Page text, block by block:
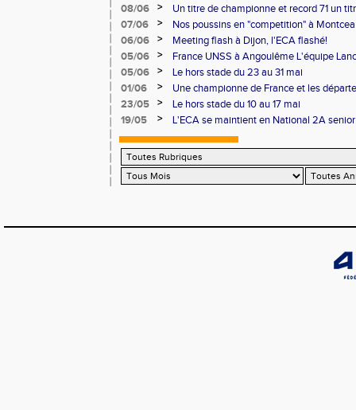
08/06
>
Un titre de championne et record 71 un
l'ECAlité aux Regionaux d'Epreuves
07/06 >
Nos poussins en "competition" à
06/06
>
Meeting flash à Dijon, l'ECA flashé!
05/06
>
France UNSS à Angoulême L'équipe
podium
05/06 >
Le hors stade du 23 au 31 mai
01/06
>
Une championne de France et les
23/05
>
Le hors stade du 10 au 17 mai
19/05
> L'ECA se maintient en National 2A